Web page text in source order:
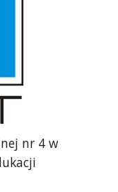
nr 4 w